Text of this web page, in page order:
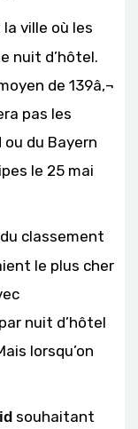
ville où les
nuit d’hôtel.
de 139â‚¬
pas les
du Bayern
le 25 mai
classement
le plus cher
nuit d’hôtel
lorsqu’on
souhaitant